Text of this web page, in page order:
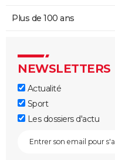
Plus de 100 ans
NEWSLETTERS
Actualité
Sport
Les dossiers d'actu